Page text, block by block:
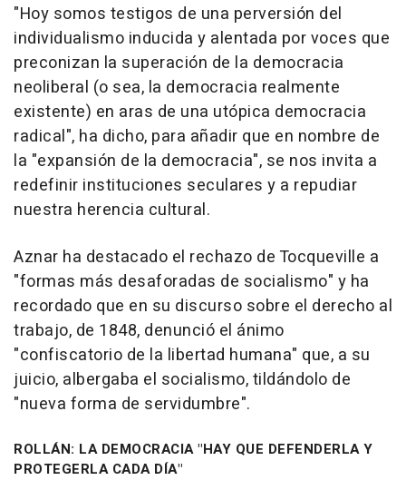
"Hoy somos testigos de una perversión del
individualismo inducida y alentada por voces que
preconizan la superación de la democracia
neoliberal (o sea, la democracia realmente
existente) en aras de una utópica democracia
radical", ha dicho, para añadir que en nombre de
la "expansión de la democracia", se nos invita a
redefinir instituciones seculares y a repudiar
nuestra herencia cultural.
Aznar ha destacado el rechazo de Tocqueville a
"formas más desaforadas de socialismo" y ha
recordado que en su discurso sobre el derecho al
trabajo, de 1848, denunció el ánimo
"confiscatorio de la libertad humana" que, a su
juicio, albergaba el socialismo, tildándolo de
"nueva forma de servidumbre".
ROLLÁN: LA DEMOCRACIA "HAY QUE DEFENDERLA Y
PROTEGERLA CADA DÍA"